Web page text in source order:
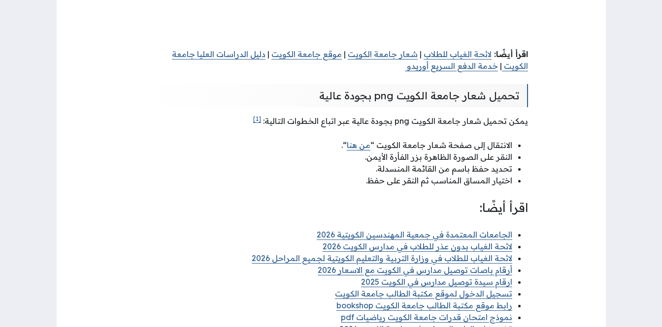
اقرأ أيضًا: لائحة الغياب للطلاب | شعار جامعة الكويت | موقع جامعة الكويت | دليل الدراسات العليا جامعة
الكويت | خدمة الدفع السريع أوريدو
تحميل شعار جامعة الكويت png بجودة عالية
يمكن تحميل شعار جامعة الكويت png بجودة عالية عبر اتباع الخطوات التالية: [1]
الانتقال إلى صفحة شعار جامعة الكويت “من هنا“.
النقر على الصورة الظاهرة بزر الفأرة الأيمن.
تحديد حفظ باسم من القائمة المنسدلة.
اختيار المساق المناسب ثم النقر على حفظ.
اقرأ أيضًا:
الجامعات المعتمدة في جمعية المهندسين الكويتية 2026
لائحة الغياب بدون عذر للطلاب في مدارس الكويت 2026
لائحة الغياب للطلاب في وزارة التربية والتعليم الكويتية لجميع المراحل 2026
أرقام باصات توصيل مدارس في الكويت مع الاسعار 2026
ارقام سيدة توصيل مدارس في الكويت 2025
تسجيل الدخول لموقع مكتبة الطالب جامعة الكويت
رابط موقع مكتبة الطالب جامعة الكويت bookshop
نموذج امتحان قدرات جامعة الكويت رياضيات pdf